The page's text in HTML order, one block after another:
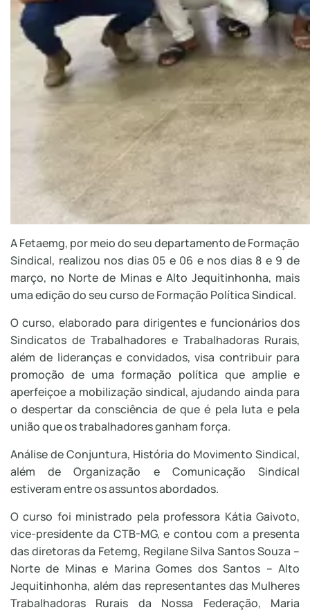
A Fetaemg, por meio do seu departamento de Formação
Sindical, realizou nos dias 05 e 06 e nos dias 8 e 9 de
março, no Norte de Minas e Alto Jequitinhonha, mais
uma edição do seu curso de Formação Política Sindical.
O curso, elaborado para dirigentes e funcionários dos
Sindicatos de Trabalhadores e Trabalhadoras Rurais,
além de lideranças e convidados, visa contribuir para
promoção de uma formação política que amplie e
aperfeiçoe a mobilização sindical, ajudando ainda para
o despertar da consciência de que é pela luta e pela
união que os trabalhadores ganham força.
Análise de Conjuntura, História do Movimento Sindical,
além de Organização e Comunicação Sindical
estiveram entre os assuntos abordados.
O curso foi ministrado pela professora Kátia Gaivoto,
vice-presidente da CTB-MG, e contou com a presenta
das diretoras da Fetemg, Regilane Silva Santos Souza –
Norte de Minas e Marina Gomes dos Santos – Alto
Jequitinhonha, além das representantes das Mulheres
Trabalhadoras Rurais da Nossa Federação, Maria